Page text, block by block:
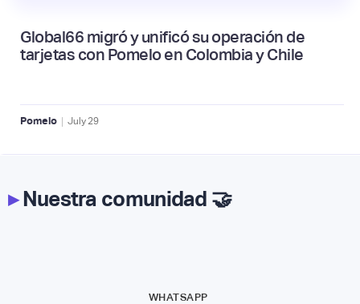
Global66 migró y unificó su operación de
tarjetas con Pomelo en Colombia y Chile
Pomelo | July 29
▸Nuestra comunidad 🤝
WHATSAPP